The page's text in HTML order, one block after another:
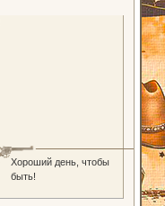
Хороший день, чтобы
быть!